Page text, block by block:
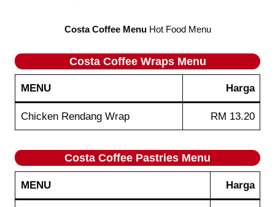
Costa Coffee MenuHot Food Menu
Costa CoffeeWraps Menu
MENU Harga
Chicken Rendang Wrap RM 13.20
Costa Coffee Pastries Menu
MENU Harga